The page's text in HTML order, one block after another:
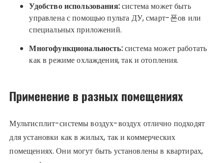
Удобство использования:система может быть
управлена с помощью пульта ДУ, смарт-폰ов или
специальных приложений.
Многофункциональность:система может работать
как в режиме охлаждения, так и отопления.
Применение в разных помещениях
Мультисплит-системы воздух-воздух отлично подходят
для установки как в жилых, так и коммерческих
помещениях. Они могут быть установлены в квартирах,